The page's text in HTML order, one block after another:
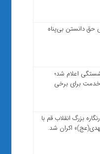
حق دانستن بی‌پناه
اعلام شد؛
برای برخی
بزرگ انقلاب قم با
اکران شد.